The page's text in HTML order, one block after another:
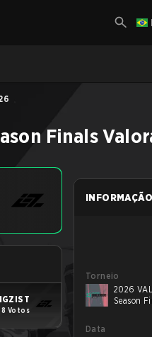
Finals
IGZIST
8 Votos
Torneio
2026
Season
Data